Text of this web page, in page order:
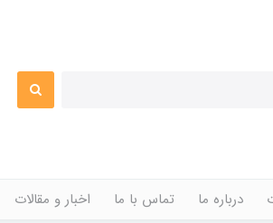
درباره ما تماس با ما اخبار و مقالات